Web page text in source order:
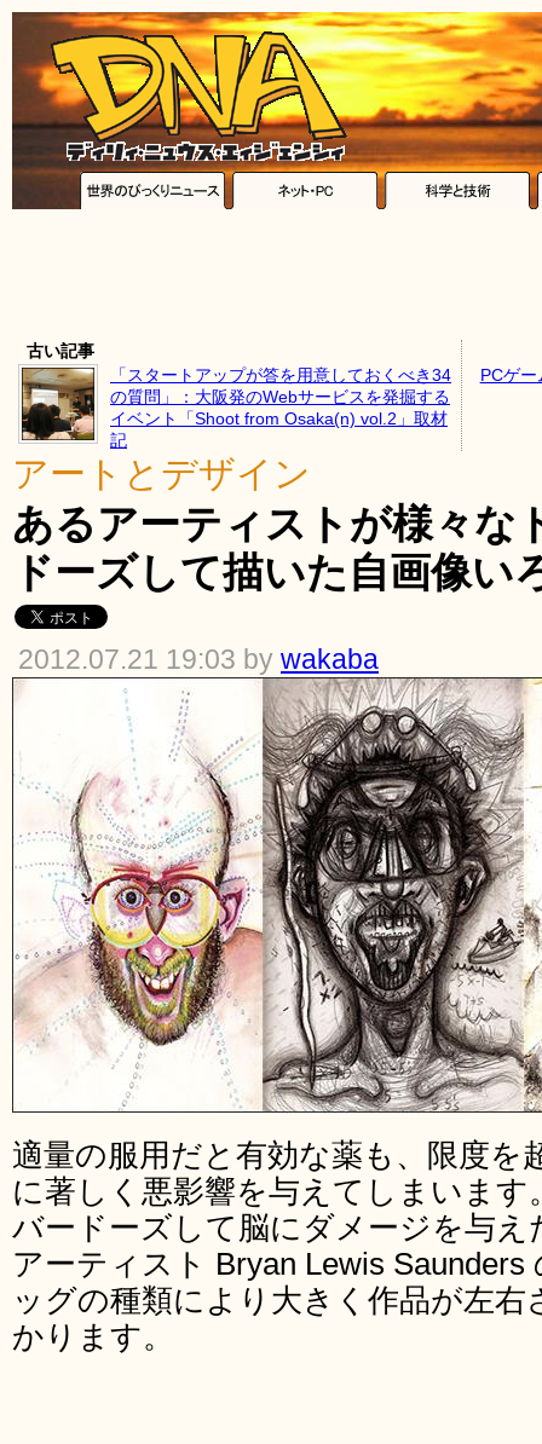
古い記事
「スタートアップが答を用意しておくべき34
の質問」：大阪発のWebサービスを発掘する
イベント「Shoot from Osaka(n) vol.2」取材
記
PCゲ
アートとデザイン
あるアーティストが様々な
ドーズして描いた自画像い
2012.07.21 19:03 by wakaba
適量の服用だと有効な薬も、限度を
に著しく悪影響を与えてしまいま
バードーズして脳にダメージを与え
アーティスト Bryan Lewis
ッグの種類により大きく作品が左
かります。